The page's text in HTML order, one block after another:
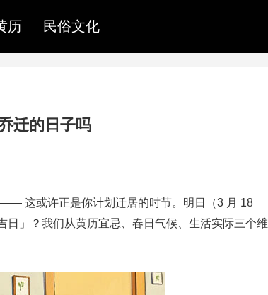
历 民俗文化
迁的日子吗
这或许正是你计划迁居的时节。明日（3 月 18
日」？我们从黄历宜忌、春日气候、生活实际三个维